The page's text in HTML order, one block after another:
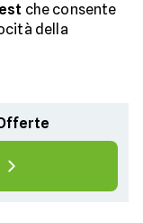
che consente
della